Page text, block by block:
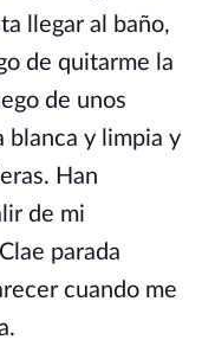
llegar al baño,
de quitarme la
de unos
blanca y limpia y
Han
de mi
parada
cuando me